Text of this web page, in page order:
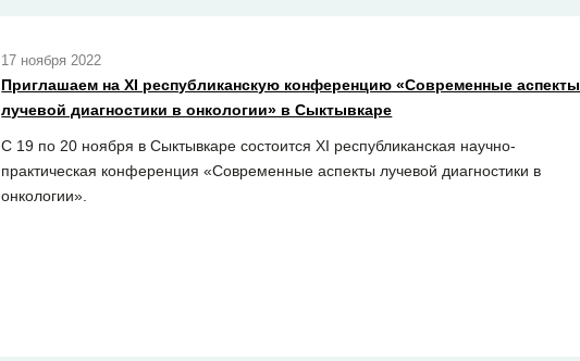
17 ноября 2022
Приглашаем на ХI республиканскую конференцию «Современные аспекты
лучевой диагностики в онкологии» в Сыктывкаре
С 19 по 20 ноября в Сыктывкаре состоится ХI республиканская научно-
практическая конференция «Современные аспекты лучевой диагностики в
онкологии».